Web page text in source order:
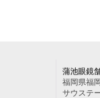
蒲池眼鏡
福岡県福
サウステ